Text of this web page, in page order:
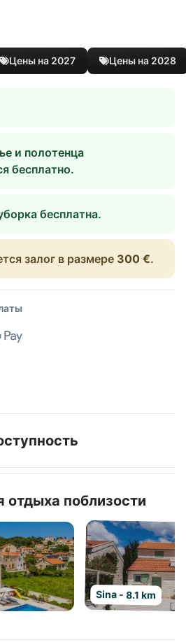
Цены на 2027 Цены на 2028
и полотенца
бесплатно.
бесплатна.
залог в размере 300 €.
отдыха поблизости
Sina - 8.1 km